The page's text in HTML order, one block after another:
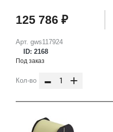
Арт. gws117924
ID: 2168
125 786 ₽
Под заказ
Кол-во - +